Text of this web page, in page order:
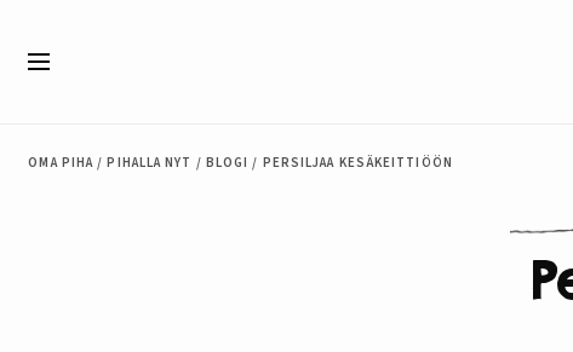
OMA PIHA / PIHALLA NYT / BLOGI / PERSILJAA KESÄKEITTIÖÖN